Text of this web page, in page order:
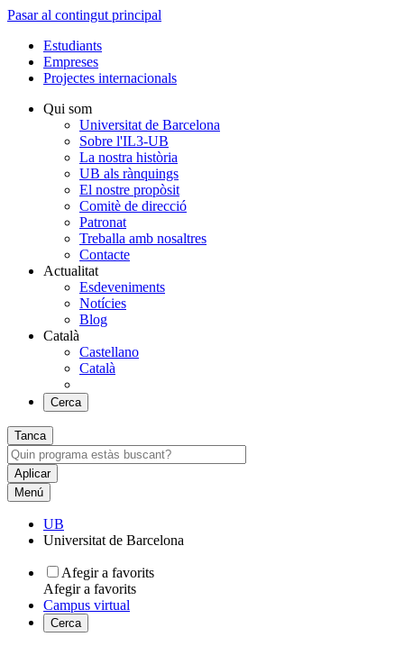
Pasar al contingut principal
Estudiants
Empreses
Projectes internacionals
Qui som
Universitat de Barcelona
Sobre l'IL3-UB
La nostra història
UB als rànquings
El nostre propòsit
Comitè de direcció
Patronat
Treballa amb nosaltres
Contacte
Actualitat
Esdeveniments
Notícies
Blog
Català
Castellano
Català
Cerca
Tanca
Menú
UB
Universitat de Barcelona
Afegir a favorits
Afegir a favorits
Campus virtual
Cerca